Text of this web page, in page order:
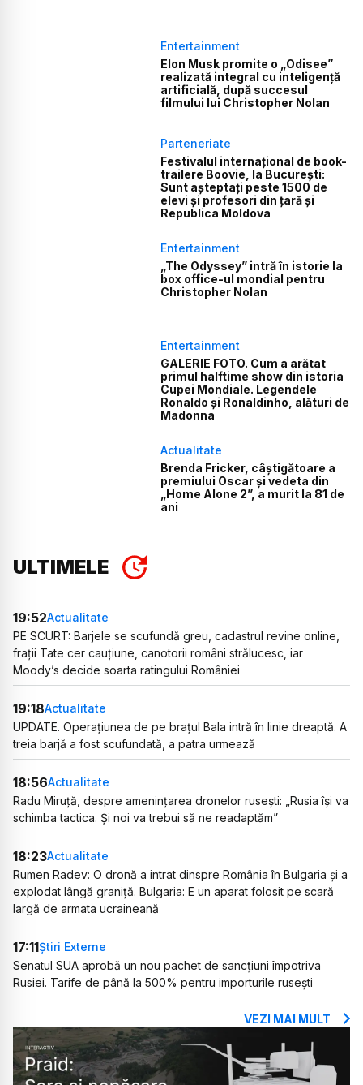
Entertainment
Elon Musk promite o „Odisee”
realizată integral cu inteligență
artificială, după succesul
filmului lui Christopher Nolan
Parteneriate
Festivalul internațional de book-
trailere Boovie, la București:
Sunt așteptați peste 1500 de
elevi și profesori din țară și
Republica Moldova
Entertainment
„The Odyssey” intră în istorie la
box office-ul mondial pentru
Christopher Nolan
Entertainment
GALERIE FOTO. Cum a arătat
primul halftime show din istoria
Cupei Mondiale. Legendele
Ronaldo și Ronaldinho, alături de
Madonna
Actualitate
Brenda Fricker, câștigătoare a
premiului Oscar și vedeta din
„Home Alone 2”, a murit la 81 de
ani
ULTIMELE
19:52Actualitate
PE SCURT: Barjele se scufundă greu, cadastrul revine online,
frații Tate cer cauțiune, canotorii români strălucesc, iar
Moody’s decide soarta ratingului României
19:18Actualitate
UPDATE. Operațiunea de pe brațul Bala intră în linie dreaptă. A
treia barjă a fost scufundată, a patra urmează
18:56Actualitate
Radu Miruță, despre amenințarea dronelor rusești: „Rusia își va
schimba tactica. Și noi va trebui să ne readaptăm”
18:23Actualitate
Rumen Radev: O dronă a intrat dinspre România în Bulgaria și a
explodat lângă graniță. Bulgaria: E un aparat folosit pe scară
largă de armata ucraineană
17:11Știri Externe
Senatul SUA aprobă un nou pachet de sancțiuni împotriva
Rusiei. Tarife de până la 500% pentru importurile rusești
VEZI MAI MULT